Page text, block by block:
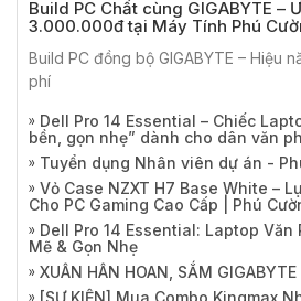
Build PC Chất cùng GIGABYTE –
3.000.000đ tại Máy Tính Phú
Build PC đồng bộ GIGABYTE – Hiệu
phí
Dell Pro 14 Essential – Chiếc
bền, gọn nhẹ” dành cho dân văn
Tuyển dụng Nhân viên dự án -
Vỏ Case NZXT H7 Base White –
Cho PC Gaming Cao Cấp | Phú
Dell Pro 14 Essential: Laptop Văn
Mẽ & Gọn Nhẹ
XUÂN HÂN HOAN, SẮM
[SỰ KIỆN] Mua Combo Kingmax